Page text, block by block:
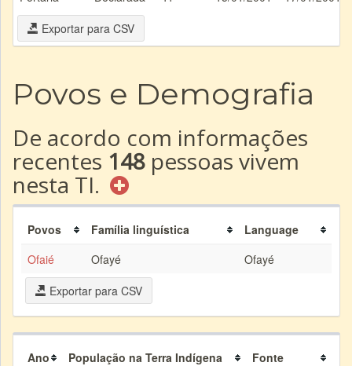
Exportar para CSV
Povos e Demografia
De acordo com informações
recentes 148 pessoas vivem
nesta TI.
Povos Família linguística
Language
Ofaié
Ofayé
Ofayé
Exportar para CSV
Ano População na Terra Indígena
Fonte